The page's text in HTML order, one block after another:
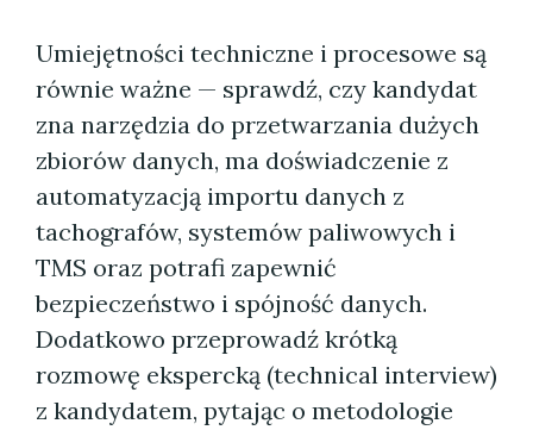
Umiejętności techniczne i procesowe są
równie ważne — sprawdź, czy kandydat
zna narzędzia do przetwarzania dużych
zbiorów danych, ma doświadczenie z
automatyzacją importu danych z
tachografów, systemów paliwowych i
TMS oraz potrafi zapewnić
bezpieczeństwo i spójność danych.
Dodatkowo przeprowadź krótką
rozmowę ekspercką (technical interview)
z kandydatem, pytając o metodologie